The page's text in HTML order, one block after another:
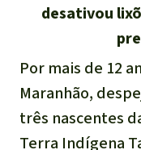
desativou
Por mais de 12
Maranhão,
três nascentes
Terra Indígena